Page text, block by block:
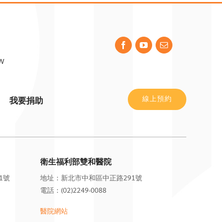
我要捐助 線上預約
號
衛生福利部雙和醫院
地址：新北市中和區中正路291號
電話：(02)2249-0088
醫院網站